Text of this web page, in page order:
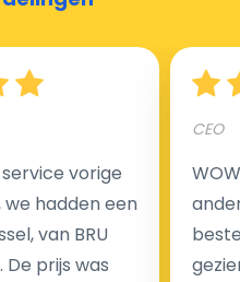
taxi transfer?
voordelen van
voor uw rit. In
met taxameter
in rekening voor de
vorige
hadden een
van BRU
prijs was
CEO